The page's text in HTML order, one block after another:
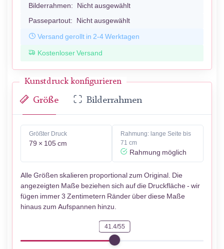
Bilderrahmen: Nicht ausgewählt
Passepartout: Nicht ausgewählt
Versand gerollt in 2-4 Werktagen
Kostenloser Versand
Kunstdruck konfigurieren
Größe Bilderrahmen
Größter Druck
79 × 105 cm
Rahmung: lange Seite bis
71 cm
Rahmung möglich
Alle Größen skalieren proportional zum Original. Die
angezeigten Maße beziehen sich auf die Druckfläche - wir
fügen immer 3 Zentimetern Ränder über diese Maße
hinaus zum Aufspannen hinzu.
41.4/55